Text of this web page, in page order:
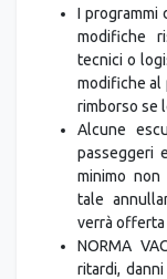
I programmi
modifiche
tecnici o
modifiche al
rimborso se
Alcune
passeggeri
minimo non
tale
verrà offerta
NORMA
ritardi,